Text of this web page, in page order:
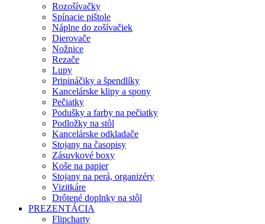
Rozošívačky
Spínacie pištole
Náplne do zošívačiek
Dierovače
Nožnice
Rezače
Lupy
Pripináčiky a špendlíky
Kancelárske klipy a spony
Pečiatky
Podušky a farby na pečiatky
Podložky na stôl
Kancelárske odkladače
Stojany na časopisy
Zásuvkové boxy
Koše na papier
Stojany na perá, organizéry
Vizitkáre
Drôtené doplnky na stôl
PREZENTÁCIA
Flipcharty